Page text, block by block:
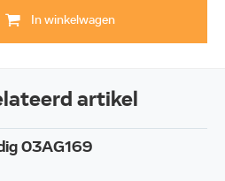
In winkelwagen
artikel
03AG169